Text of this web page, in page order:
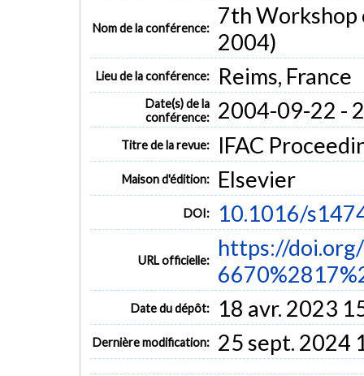
Nom de la conférence:
7th Workshop
2004)
Lieu de la conférence: Reims, France
Date(s) de la
conférence:
2004-09-22 -
Titre de la revue: IFAC
Maison d'édition: Elsevier
DOI: 10.1016/
URL officielle:
https://
Date du dépôt: 18 avr. 2023
Dernière modification: 25 sept. 2024